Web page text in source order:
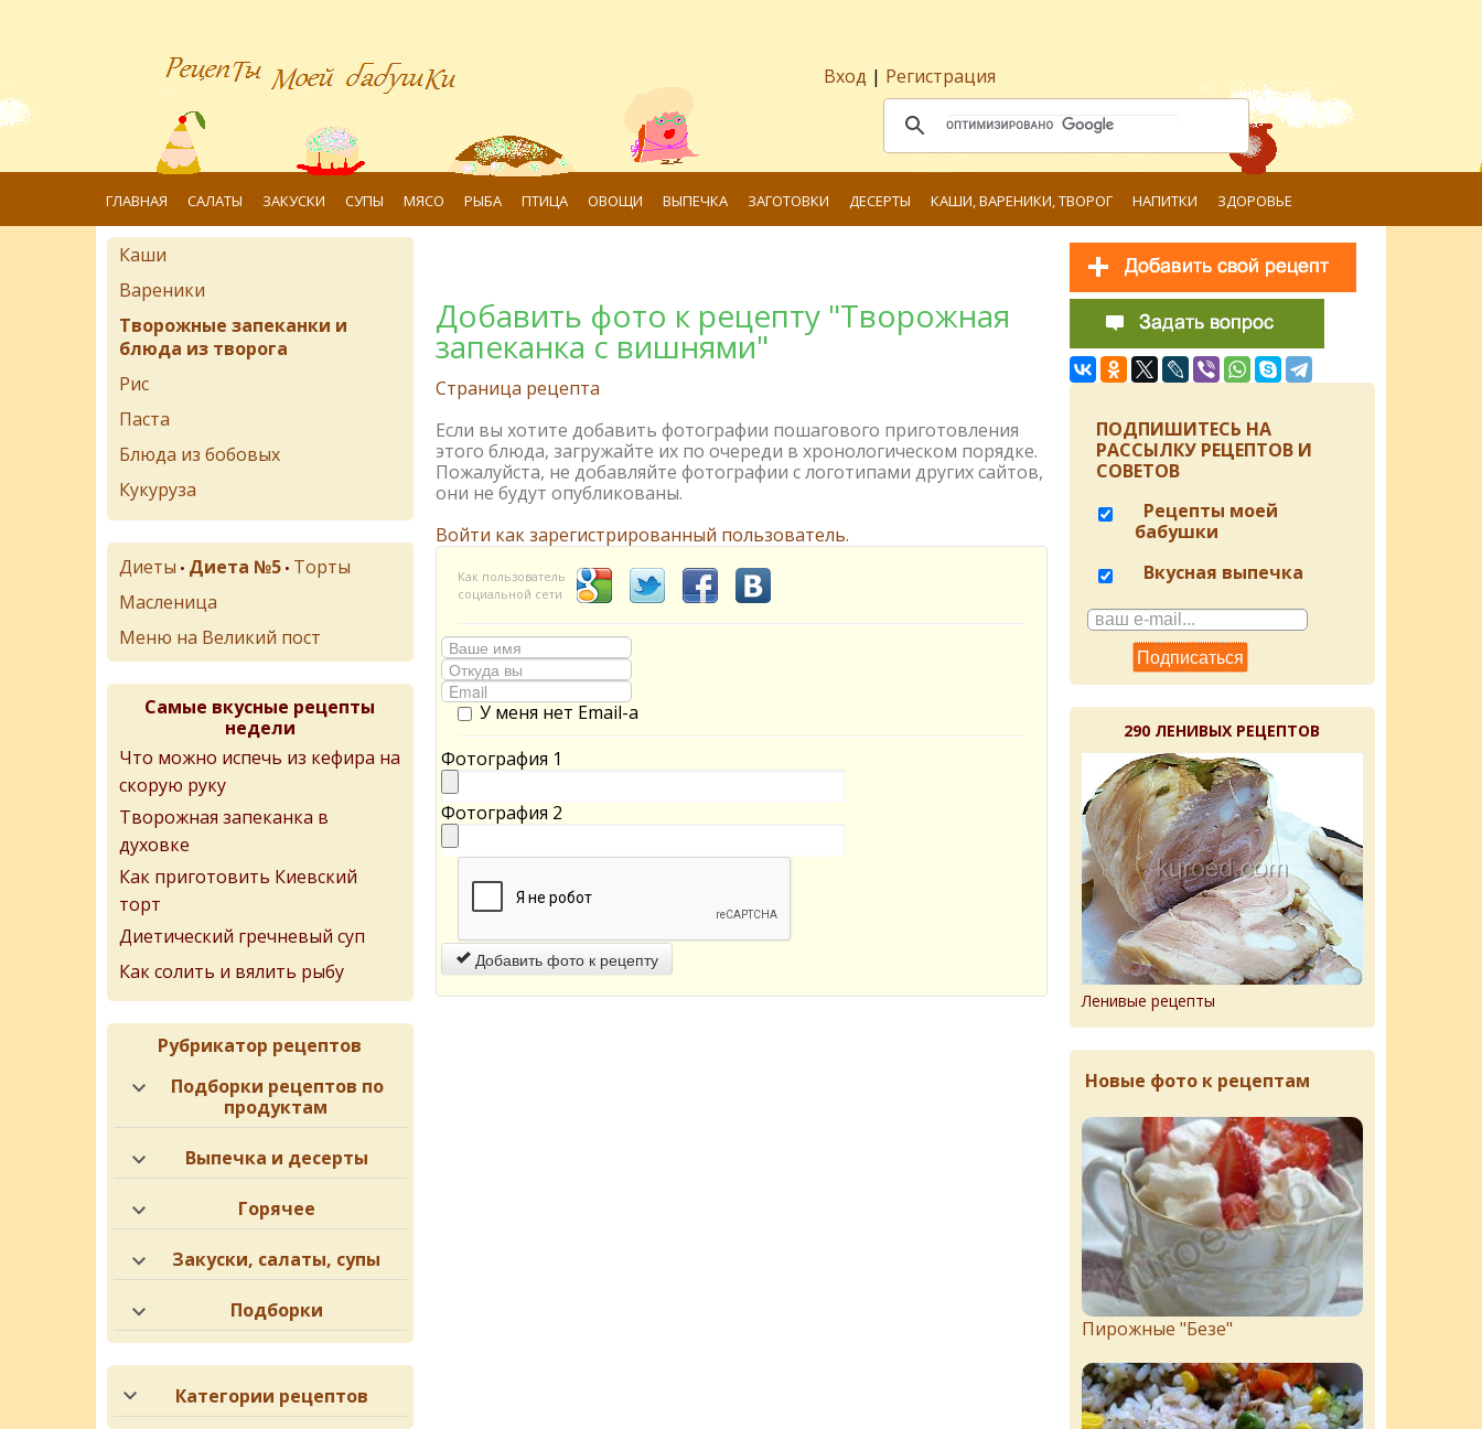
Вход | Регистрация
ГЛАВНАЯ САЛАТЫ ЗАКУСКИ СУПЫ МЯСО РЫБА ПТИЦА ОВОЩИ ВЫПЕЧКА ЗАГОТОВКИ ДЕСЕРТЫ КАШИ, ВАРЕНИКИ, ТВОРОГ НАПИТКИ ЗДОРОВЬЕ
Добавить фото к рецепту "Творожная
запеканка с вишнями"
Страница рецепта
Если вы хотите добавить фотографии пошагового приготовления
этого блюда, загружайте их по очереди в хронологическом порядке.
Пожалуйста, не добавляйте фотографии с логотипами других сайтов,
они не будут опубликованы.
Войти как зарегистрированный пользователь.
Как пользователь
социальной сети
У меня нет Email-а
Фотография 1
Фотография 2
Добавить фото к рецепту
Каши
Вареники
Творожные запеканки и
блюда из творога
Рис
Паста
Блюда из бобовых
Кукуруза
Диеты • Диета №5 • Торты
Масленица
Меню на Великий пост
Самые вкусные рецепты
недели
Что можно испечь из кефира на
скорую руку
Творожная запеканка в
духовке
Как приготовить Киевский
торт
Диетический гречневый суп
Как солить и вялить рыбу
Рубрикатор рецептов
Подборки рецептов по
продуктам
Выпечка и десерты
Горячее
Закуски, салаты, супы
Подборки
Категории рецептов
ПОДПИШИТЕСЬ НА
РАССЫЛКУ РЕЦЕПТОВ И
СОВЕТОВ
Рецепты моей
бабушки
Вкусная выпечка
290 ЛЕНИВЫХ РЕЦЕПТОВ
Ленивые рецепты
Новые фото к рецептам
Пирожныe "Бeзe"